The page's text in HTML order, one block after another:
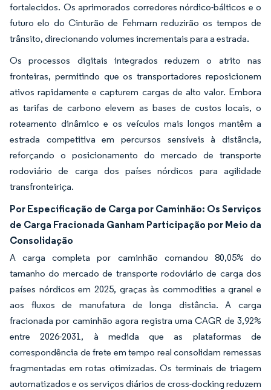
fortalecidos. Os aprimorados corredores nórdico-bálticos e o
futuro elo do Cinturão de Fehmarn reduzirão os tempos de
trânsito, direcionando volumes incrementais para a estrada.
Os processos digitais integrados reduzem o atrito nas
fronteiras, permitindo que os transportadores reposicionem
ativos rapidamente e capturem cargas de alto valor. Embora
as tarifas de carbono elevem as bases de custos locais, o
roteamento dinâmico e os veículos mais longos mantêm a
estrada competitiva em percursos sensíveis à distância,
reforçando o posicionamento do mercado de transporte
rodoviário de carga dos países nórdicos para agilidade
transfronteiriça.
Por Especificação de Carga por Caminhão: Os Serviços
de Carga Fracionada Ganham Participação por Meio da
Consolidação
A carga completa por caminhão comandou 80,05% do
tamanho do mercado de transporte rodoviário de carga dos
países nórdicos em 2025, graças às commodities a granel e
aos fluxos de manufatura de longa distância. A carga
fracionada por caminhão agora registra uma CAGR de 3,92%
entre 2026-2031, à medida que as plataformas de
correspondência de frete em tempo real consolidam remessas
fragmentadas em rotas otimizadas. Os terminais de triagem
automatizados e os serviços diários de cross-docking reduzem